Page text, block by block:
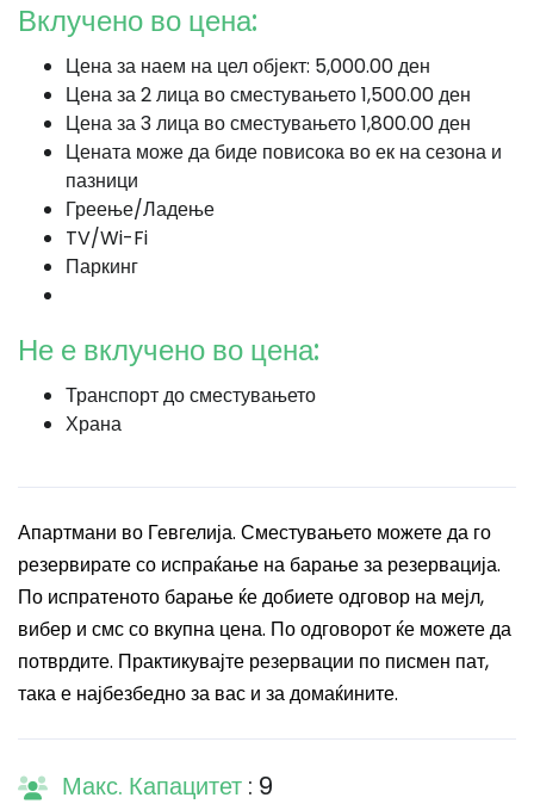
Вклучено во цена:
Цена за наем на цел објект: 5,000.00 ден
Цена за 2 лица во сместувањето 1,500.00 ден
Цена за 3 лица во сместувањето 1,800.00 ден
Цената може да биде повисока во ек на сезона и
пазници
Греење/Ладење
TV/Wi-Fi
Паркинг
Не е вклучено во цена:
Транспорт до сместувањето
Храна
Апартмани во Гевгелија. Сместувањето можете да го
резервирате со испраќање на барање за резервација.
По испратеното барање ќе добиете одговор на мејл,
вибер и смс со вкупна цена. По одговорот ќе можете да
потврдите. Практикувајте резервации по писмен пат,
така е најбезбедно за вас и за домаќините.
Макс. Капацитет : 9